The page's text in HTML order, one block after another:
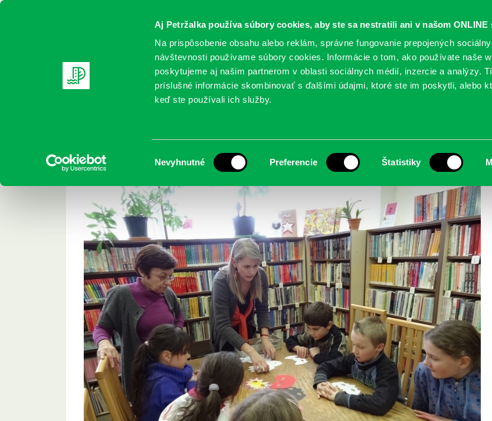
Aj Petržalka používa súbory cookies, aby ste sa nestratili ani v našom ONLINE
Na prispôsobenie obsahu alebo reklám, správne fungovanie prepojených
návštevnosti používame súbory cookies. Informácie o tom, ako používate naše
poskytujeme aj našim partnerom v oblasti sociálnych médií, inzercie a analýzy.
príslušné informácie skombinovať s ďalšími údajmi, ktoré ste im poskytli, alebo
keď ste používali ich služby.
súhlasu
Nevyhnutné Preferencie Štatistiky
REGISTRUJTE SA ONLINE KATALÓGY SLUŽBY PODUJATIA POBOČKY
beseda s Jánom Čomajom "Petržalka –